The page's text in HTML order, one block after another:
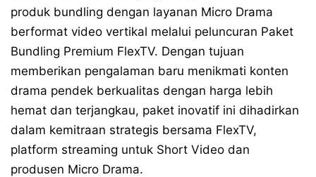
produk bundling dengan layanan Micro Drama
berformat video vertikal melalui peluncuran Paket
Bundling Premium FlexTV. Dengan tujuan
memberikan pengalaman baru menikmati konten
drama pendek berkualitas dengan harga lebih
hemat dan terjangkau, paket inovatif ini dihadirkan
dalam kemitraan strategis bersama FlexTV,
platform streaming untuk Short Video dan
produsen Micro Drama.